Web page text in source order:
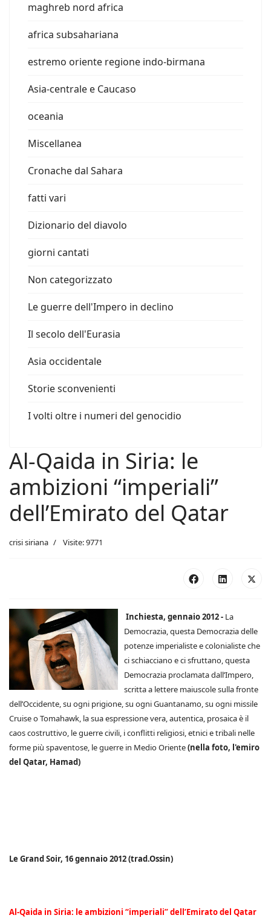
maghreb nord africa
africa subsahariana
estremo oriente regione indo-birmana
Asia-centrale e Caucaso
oceania
Miscellanea
Cronache dal Sahara
fatti vari
Dizionario del diavolo
giorni cantati
Non categorizzato
Le guerre dell'Impero in declino
Il secolo dell'Eurasia
Asia occidentale
Storie sconvenienti
I volti oltre i numeri del genocidio
Al-Qaida in Siria: le
ambizioni “imperiali”
dell’Emirato del Qatar
crisi siriana Visite: 9771
Inchiesta, gennaio 2012 - La
Democrazia, questa Democrazia delle
potenze imperialiste e colonialiste che
ci schiacciano e ci sfruttano, questa
Democrazia proclamata dall’Impero,
scritta a lettere maiuscole sulla fronte
dell’Occidente, su ogni prigione, su ogni Guantanamo, su ogni missile
Cruise o Tomahawk, la sua espressione vera, autentica, prosaica è il
caos costruttivo, le guerre civili, i conflitti religiosi, etnici e tribali nelle
forme più spaventose, le guerre in Medio Oriente(nella foto, l'emiro
del Qatar, Hamad)
Le Grand Soir, 16 gennaio 2012 (trad.Ossin)
Al-Qaida in Siria: le ambizioni “imperiali” dell’Emirato del Qatar